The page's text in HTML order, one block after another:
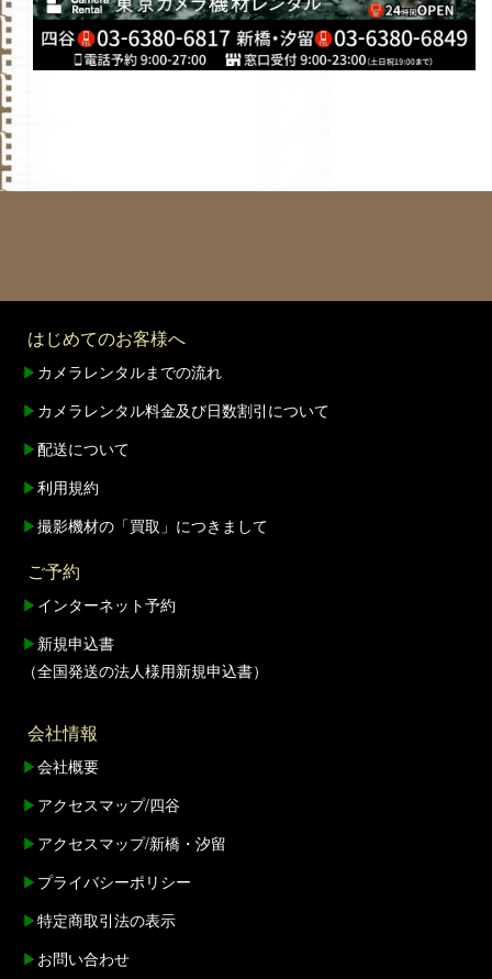
はじめてのお客様へ
▶ カメラレンタルまでの流れ
▶ カメラレンタル料金及び日数割引について
▶配送について
▶利用規約
▶撮影機材の「買取」につきまして
ご予約
▶ インターネット予約
▶ 新規申込書
（全国発送の法人様用新規申込書）
会社情報
▶会社概要
▶ アクセスマップ/四谷
▶ アクセスマップ/新橋・汐留
▶ プライバシーポリシー
▶特定商取引法の表示
▶ お問い合わせ